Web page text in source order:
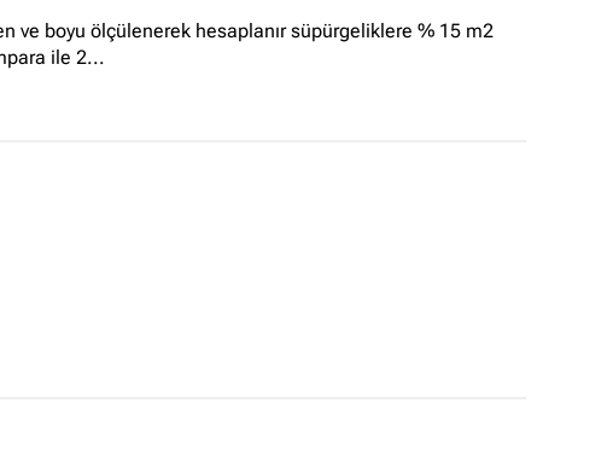
ve boyu ölçülenerek hesaplanır süpürgeliklere % 15 m2
ile 2...